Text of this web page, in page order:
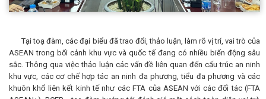
Tại toạ đàm, các đại biểu đã trao đổi, thảo luận, làm rõ vị trí, vai trò của
ASEAN trong bối cảnh khu vực và quốc tế đang có nhiều biến động sâu
sắc. Thông qua việc thảo luận các vấn đề liên quan đến cấu trúc an ninh
khu vực, các cơ chế hợp tác an ninh đa phương, tiểu đa phương và các
khuôn khổ liên kết kinh tế như các FTA của ASEAN với các đối tác (FTA